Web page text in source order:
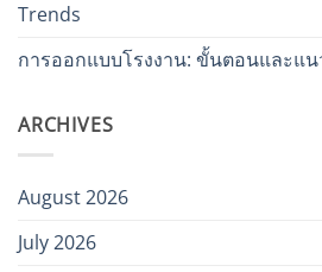
Trends
การออกแบบโรงงาน: ขั้นตอนและแน
ARCHIVES
August 2026
July 2026